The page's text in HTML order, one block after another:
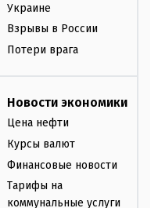
Украине
Взрывы в России
Потери врага
Новости экономики
Цена нефти
Курсы валют
Финансовые новости
Тарифы на
коммунальные услуги